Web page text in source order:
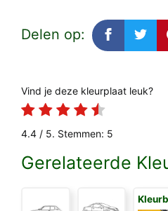
Delen op:
Vind je deze kleurplaat leuk?
4.4 / 5. Stemmen: 5
Gerelateerde